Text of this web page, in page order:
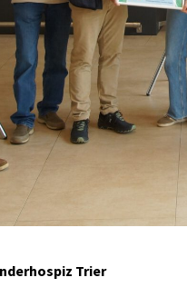
Trier